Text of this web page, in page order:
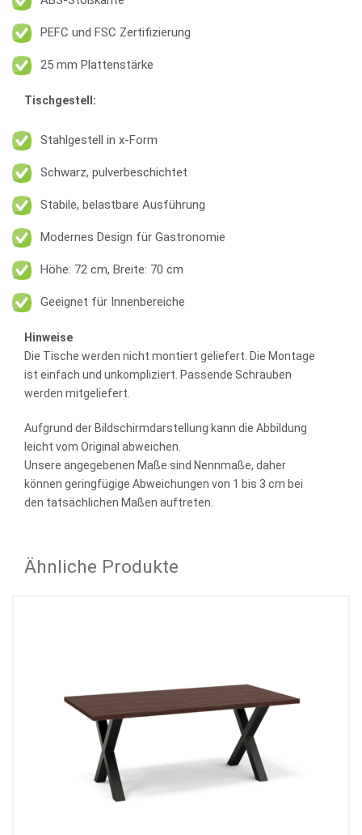
PEFC und FSC Zertifizierung
25 mm Plattenstärke
Tischgestell:
Stahlgestell in x-Form
Schwarz, pulverbeschichtet
Stabile, belastbare Ausführung
Modernes Design für Gastronomie
Höhe: 72 cm, Breite: 70 cm
Geeignet für Innenbereiche
Hinweise
Die Tische werden nicht montiert geliefert. Die Montage
ist einfach und unkompliziert. Passende Schrauben
werden mitgeliefert.
Aufgrund der Bildschirmdarstellung kann die Abbildung
leicht vom Original abweichen.
Unsere angegebenen Maße sind Nennmaße, daher
können geringfügige Abweichungen von 1 bis 3 cm bei
den tatsächlichen Maßen auftreten.
Ähnliche Produkte